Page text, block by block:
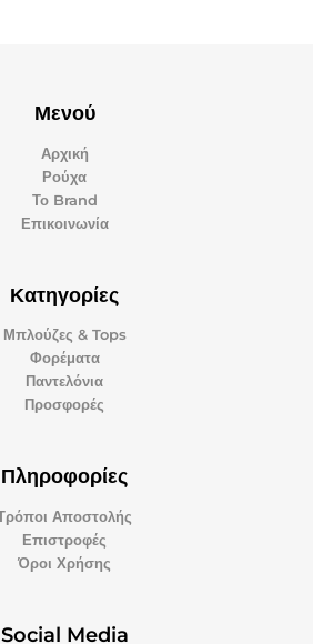
Μενού
Αρχική
Ρούχα
Το Brand
Επικοινωνία
Κατηγορίες
Μπλούζες & Tops
Φορέματα
Παντελόνια
Προσφορές
Πληροφορίες
Αποστολής
Επιστροφές
Όροι Χρήσης
Social Media